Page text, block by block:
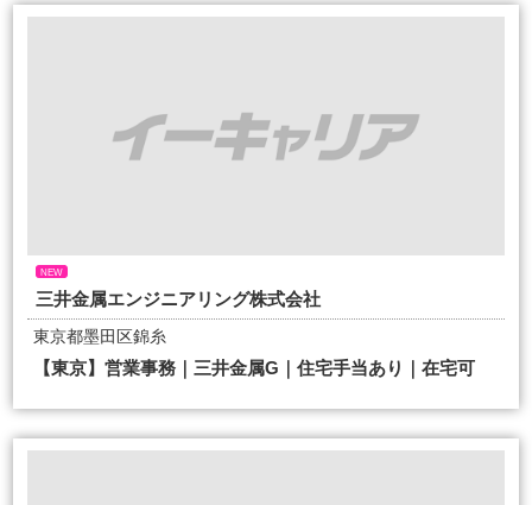
NEW
三井金属エンジニアリング株式会社
東京都墨田区錦糸
【東京】営業事務｜三井金属G｜住宅手当あり｜在宅可